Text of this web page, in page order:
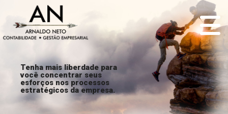
Tenha mais liberdade para
você concentrar seus
esforços nos processos
estratégicos da empresa.